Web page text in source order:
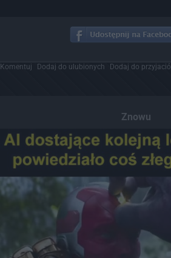
Komentuj Dodaj do ulubionych Dodaj do przyjaciół
Znowu